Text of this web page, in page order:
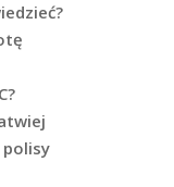
polisy